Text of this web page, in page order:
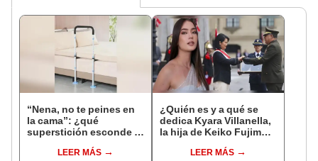
“Nena, no te peines en
la cama”: ¿qué
superstición esconde la
Enanitos Verdes?
LEER MÁS
¿Quién es y a qué se
dedica Kyara Villanella,
la hija de Keiko Fujimori
nivel nacional?
LEER MÁS